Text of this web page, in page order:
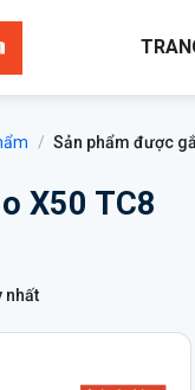
/ Sản phẩm được
X50 TC8
nhất